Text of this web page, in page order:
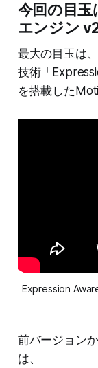
今回の目玉
エンジン
最大の目玉は
技術「
を搭載した
Expression
前バージョン
は、